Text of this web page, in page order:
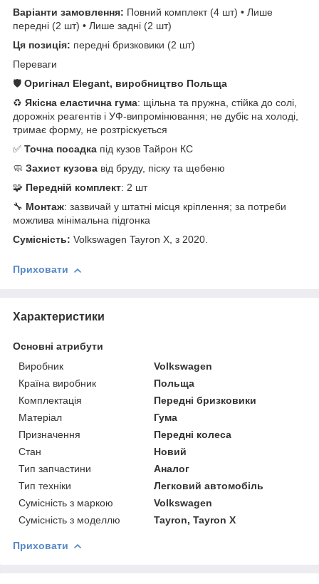
Варіанти замовлення: Повний комплект (4 шт) • Лише
передні (2 шт) • Лише задні (2 шт)
Ця позиція: передні бризковики (2 шт)
Переваги
🛡️ Оригінал Elegant, виробництво Польща
♻️ Якісна еластична гума: щільна та пружна, стійка до солі,
дорожніх реагентів і УФ-випромінювання; не дубіє на холоді,
тримає форму, не розтріскується
✅ Точна посадка під кузов Тайрон КС
🧼 Захист кузова від бруду, піску та щебеню
🧩 Передній комплект: 2 шт
🔧 Монтаж: зазвичай у штатні місця кріплення; за потреби
можлива мінімальна підгонка
Сумісність: Volkswagen Tayron X, з 2020.
Приховати
Характеристики
Основні атрибути
Виробник
Volkswagen
Країна виробник
Польща
Комплектація
Передні бризковики
Матеріал
Гума
Призначення
Передні колеса
Стан
Новий
Тип запчастини
Аналог
Тип техніки
Легковий автомобіль
Сумісність з маркою
Volkswagen
Сумісність з моделлю
Tayron, Tayron X
Приховати